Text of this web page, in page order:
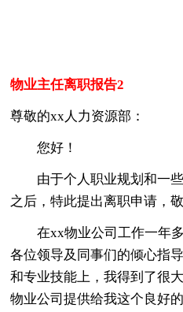
物业主任离职报告2
尊敬的xx人力资源部：
您好！
由于个人职业规划和一些
之后，特此提出离职申请，敬
在xx物业公司工作一年多
各位领导及同事们的倾心指
和专业技能上，我得到了很
物业公司提供给我这个良好